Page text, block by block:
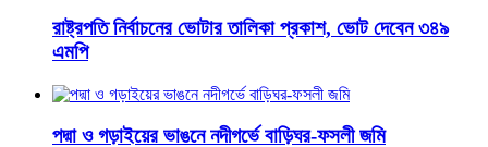
রাষ্ট্রপতি নির্বাচনের ভোটার তালিকা প্রকাশ, ভোট দেবেন ৩৪৯
এমপি
পদ্মা ও গড়াইয়ের ভাঙনে নদীগর্ভে বাড়িঘর-ফসলী জমি